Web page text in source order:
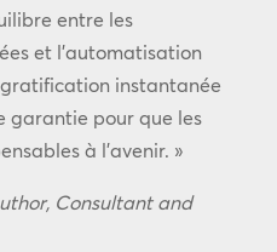
entre les
et l’automatisation
instantanée
garantie pour que les
à l’avenir. »
Consultant and